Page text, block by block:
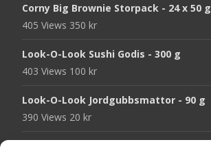
Corny Big Brownie Storpack - 24 x 50 g
405 Views 350 kr
Look-O-Look Sushi Godis - 300 g
403 Views 100 kr
Look-O-Look Jordgubbsmattor - 90 g
390 Views 20 kr